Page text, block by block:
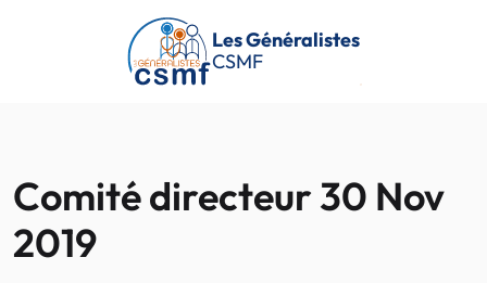
Passer au contenu principal
Les Généralistes
CSMF
Comité directeur 30 Nov
2019